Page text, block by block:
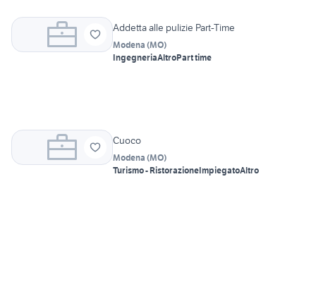
Addetta alle pulizie Part-Time
Modena (MO)
IngegneriaAltroPart time
Cuoco
Modena (MO)
Turismo - RistorazioneImpiegatoAltro